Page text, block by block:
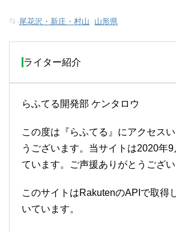
📂-尾花沢・新庄・村山 山形県
ライター紹介
らふてる開発部 ケンタロウ
この度は『らふてる』にアクセス
うございます。当サイトは2020年
ています。ご声援ありがとうござい
このサイトはRakutenのAPIで取得
いています。